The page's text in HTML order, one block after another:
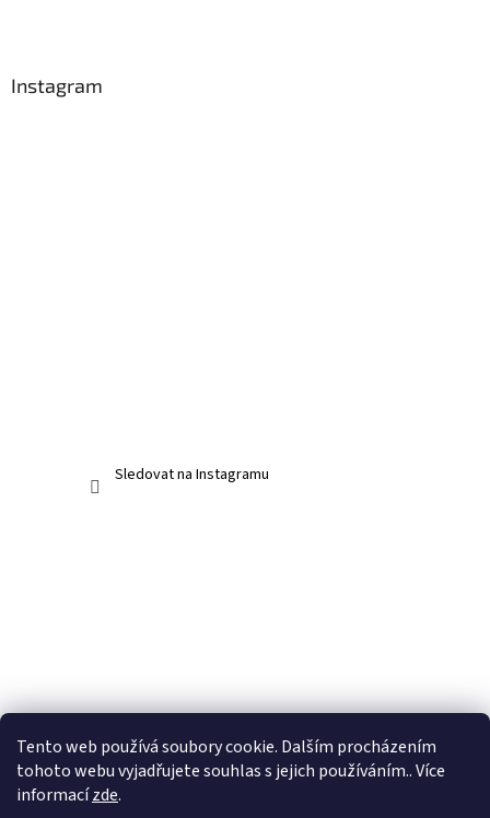
Tento web používá soubory cookie. Dalším procházením
tohoto webu vyjadřujete souhlas s jejich používáním.. Více
informacízde.
Instagram
Sledovat na Instagramu